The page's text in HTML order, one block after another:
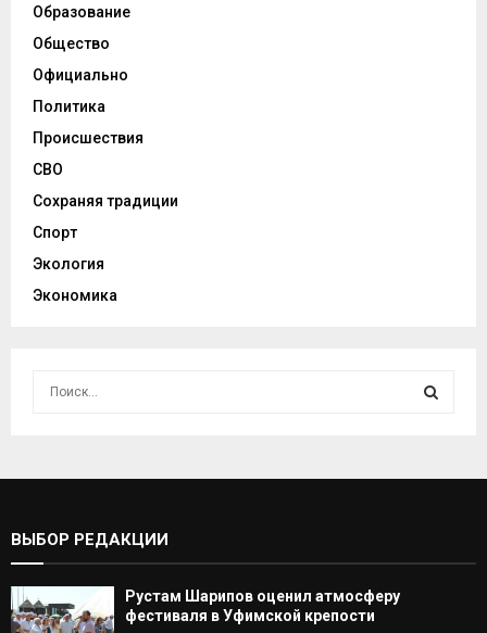
Образование
Общество
Официально
Политика
Происшествия
СВО
Сохраняя традиции
Спорт
Экология
Экономика
С
А
ВЫБОР РЕДАКЦИИ
Рустам Шарипов оценил атмосферу
фестиваля в Уфимской крепости